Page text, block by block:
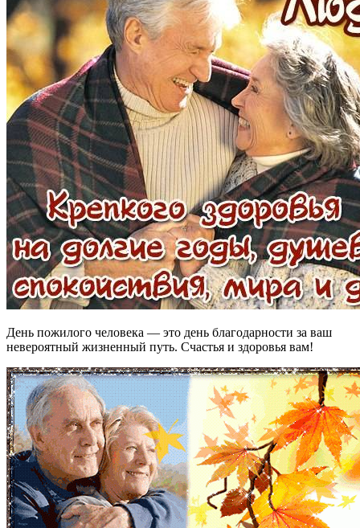
День пожилого человека — это день благодарности за ваш
невероятный жизненный путь. Счастья и здоровья вам!